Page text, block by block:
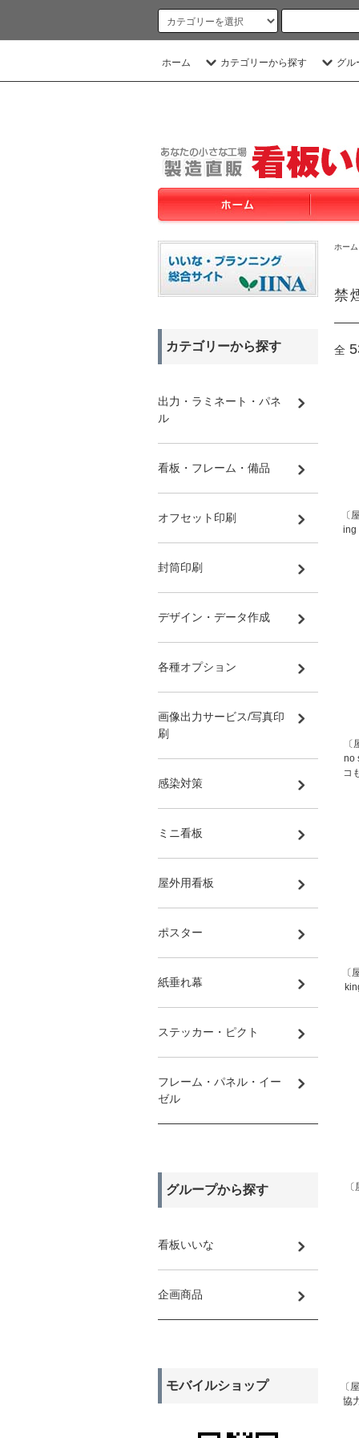
ホーム カテゴリーから探す グル
ホーム
禁
全
〔
ing
no
コ
〔
〔
協
カテゴリーから探す
出力・ラミネート・パネ
ル
看板・フレーム・備品
オフセット印刷
封筒印刷
デザイン・データ作成
各種オプション
画像出力サービス/写真印
刷
感染対策
ミニ看板
屋外用看板
ポスター
紙垂れ幕
ステッカー・ピクト
フレーム・パネル・イー
ゼル
グループから探す
看板いいな
企画商品
モバイルショップ